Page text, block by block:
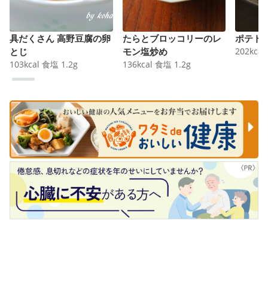
具だくさん 高野豆腐の卵
とじ
103kcal 食塩 1.2g
たらとブロッコリーのレ
モン塩炒め
136kcal 食塩 1.2g
ポテト
202kcal